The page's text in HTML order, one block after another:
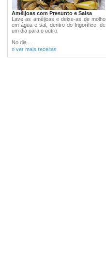
Amêijoas com Presunto e Salsa
Lave as amêijoas e deixe-as de molho
em água e sal, dentro do frigorífico, de
um dia para o outro.
No dia ...
» ver mais receitas